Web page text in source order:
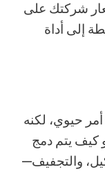
شركتك على
إلى أداة
حيوي، لكنه
هو كيف يتم دمج
والتجفيف—